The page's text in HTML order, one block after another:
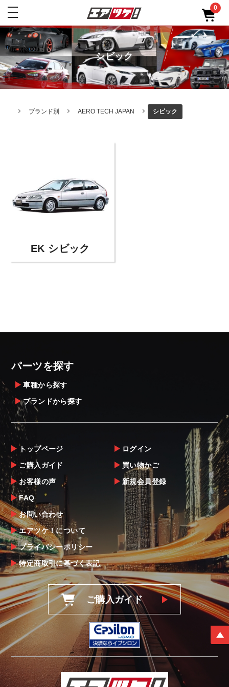
toggle
0
シビック
ブランド別 AERO TECH JAPAN シビック
EK シビック
パーツを探す
車種から探す
ブランドから探す
トップページ
ご購入ガイド
お客様の声
FAQ
お問い合わせ
エアツケ！について
プライバシーポリシー
特定商取引に基づく表記
ログイン
買い物かご
新規会員登録
ご購入ガイド